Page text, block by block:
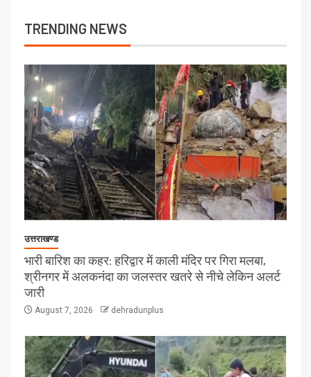
TRENDING NEWS
उत्तराखण्ड
भारी बारिश का कहर: हरिद्वार में काली मंदिर पर गिरा मलबा,
श्रीनगर में अलकनंदा का जलस्तर खतरे से नीचे लेकिन अलर्ट
जारी
August 7, 2026 dehradunplus